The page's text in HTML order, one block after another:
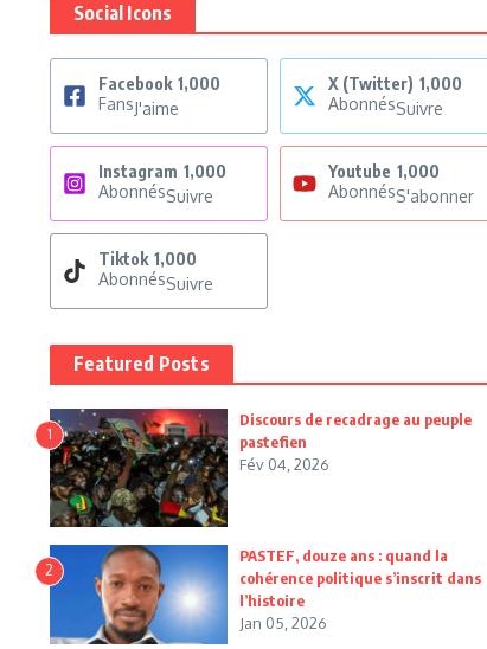
Social Icons
Facebook 1,000
FansJ'aime
X (Twitter) 1,000
AbonnésSuivre
Instagram 1,000
AbonnésSuivre
Youtube 1,000
AbonnésS'abonner
Tiktok 1,000
AbonnésSuivre
Featured Posts
1
Discours de recadrage au peuple
pastefien
Fév 04, 2026
2
PASTEF, douze ans : quand la
cohérence politique s’inscrit dans
l’histoire
Jan 05, 2026